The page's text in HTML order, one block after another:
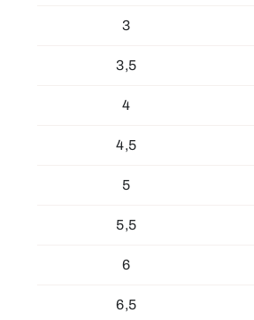
3
3,5
4
4,5
5
5,5
6
6,5